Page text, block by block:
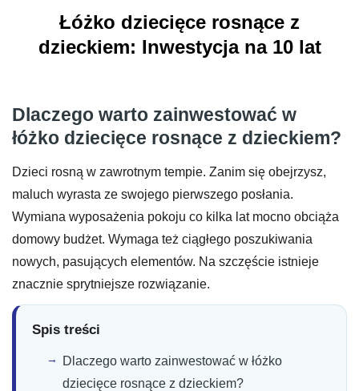
Łóżko dziecięce rosnące z
dzieckiem: Inwestycja na 10 lat
Dlaczego warto zainwestować w
łóżko dziecięce rosnące z dzieckiem?
Dzieci rosną w zawrotnym tempie. Zanim się obejrzysz,
maluch wyrasta ze swojego pierwszego posłania.
Wymiana wyposażenia pokoju co kilka lat mocno obciąża
domowy budżet. Wymaga też ciągłego poszukiwania
nowych, pasujących elementów. Na szczęście istnieje
znacznie sprytniejsze rozwiązanie.
Spis treści
Dlaczego warto zainwestować w łóżko
dziecięce rosnące z dzieckiem?